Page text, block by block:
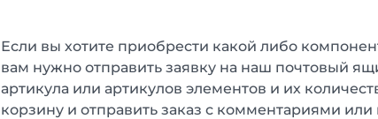
Если вы хотите приобрести какой либо
вам нужно отправить заявку на наш почтовый
артикула или артикулов элементов и их
корзину и отправить заказ с комментариями